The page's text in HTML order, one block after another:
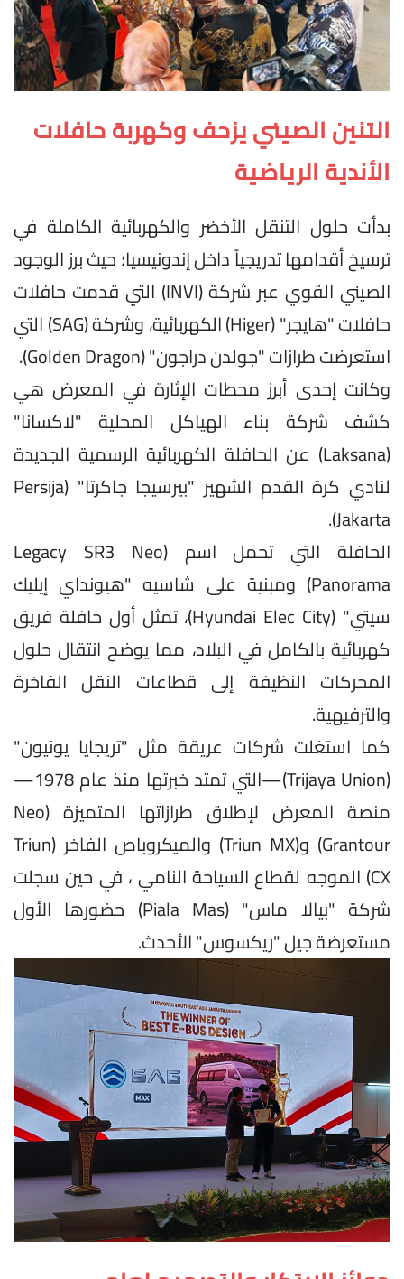
التنين الصيني يزحف وكهربة حافلات
الأندية الرياضية
بدأت حلول التنقل الأخضر والكهربائية الكاملة في
ترسيخ أقدامها تدريجياً داخل إندونيسيا؛ حيث برز الوجود
الصيني القوي عبر شركة (INVI) التي قدمت حافلات
حافلات "هايجر" (Higer) الكهربائية، وشركة (SAG) التي
استعرضت طرازات "جولدن دراجون" (Golden Dragon).
وكانت إحدى أبرز محطات الإثارة في المعرض هي
كشف شركة بناء الهياكل المحلية "لاكسانا"
(Laksana) عن الحافلة الكهربائية الرسمية الجديدة
لنادي كرة القدم الشهير "بيرسيجا جاكرتا" (Persija
Jakarta).
الحافلة التي تحمل اسم (Legacy SR3 Neo
Panorama) ومبنية على شاسيه "هيونداي إيليك
سيتي" (Hyundai Elec City)، تمثل أول حافلة فريق
كهربائية بالكامل في البلاد، مما يوضح انتقال حلول
المحركات النظيفة إلى قطاعات النقل الفاخرة
والترفيهية.
كما استغلت شركات عريقة مثل "تريجايا يونيون"
(Trijaya Union)—التي تمتد خبرتها منذ عام 1978—
منصة المعرض لإطلاق طرازاتها المتميزة (Neo
Grantour) و(Triun MX) والميكروباص الفاخر (Triun
CX) الموجه لقطاع السياحة النامي ، في حين سجلت
شركة "بيالا ماس" (Piala Mas) حضورها الأول
مستعرضة جيل "ريكسوس" الأحدث.